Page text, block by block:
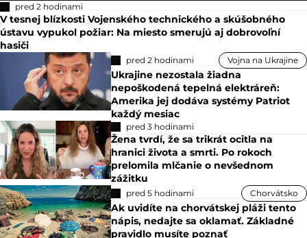
pred 2 hodinami
V tesnej blízkosti Vojenského technického a skúšobného
ústavu vypukol požiar: Na miesto smerujú aj dobrovoľní
hasiči
pred 2 hodinami Vojna na Ukrajine
Ukrajine nezostala žiadna
nepoškodená tepelná elektráreň:
Amerika jej dodáva systémy Patriot
každý mesiac
pred 3 hodinami
Žena tvrdí, že sa trikrát ocitla na
hranici života a smrti. Po rokoch
prelomila mlčanie o nevšednom
zážitku
pred 5 hodinami Chorvátsko
Ak uvidíte na chorvátskej pláži tento
nápis, nedajte sa oklamať. Základné
pravidlo musíte poznať